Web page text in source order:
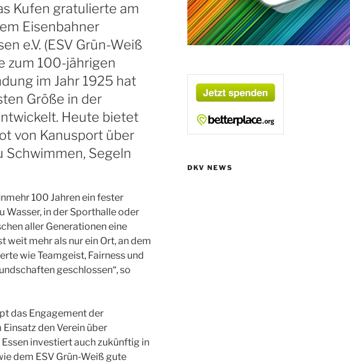
Kufen gratulierte am
Eisenbahner
e.V. (ESV Grün-Weiß
zum 100-jährigen
im Jahr 1925 hat
Größe in der
Heute bietet
von Kanusport über
Schwimmen, Segeln
100 Jahren ein fester
Wasser, in der Sporthalle oder
aller Generationen eine
weit mehr als nur ein Ort, an dem
wie Teamgeist, Fairness und
geschlossen“, so
das Engagement der
den Verein über
investiert auch zukünftig in
dem ESV Grün-Weiß gute
DKV NEWS